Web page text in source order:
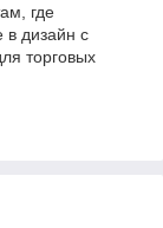
где
в дизайн с
торговых